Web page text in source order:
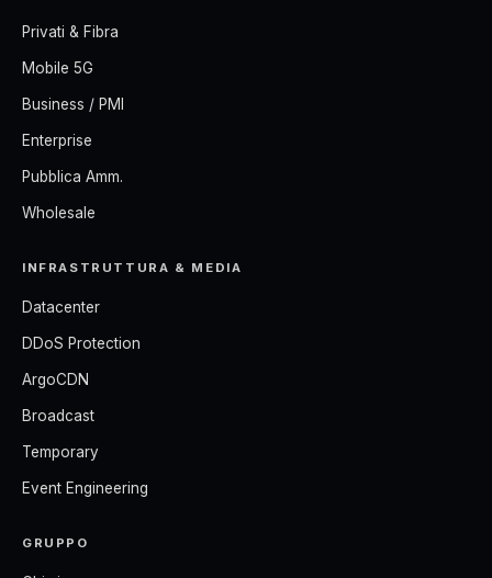
Privati & Fibra
Mobile 5G
Business / PMI
Enterprise
Pubblica Amm.
Wholesale
INFRASTRUTTURA & MEDIA
Datacenter
DDoS Protection
ArgoCDN
Broadcast
Temporary
Event Engineering
GRUPPO